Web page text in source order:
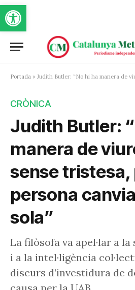
Obre la barra d'eines
Portada » Judith Butler: “No hi ha manera de viure avui sense
CRÒNICA
Judith Butler:
manera de
sense tristesa,
persona
sola”
La filòsofa va apel·lar a
i a la intel·ligència
discurs d’investidura de